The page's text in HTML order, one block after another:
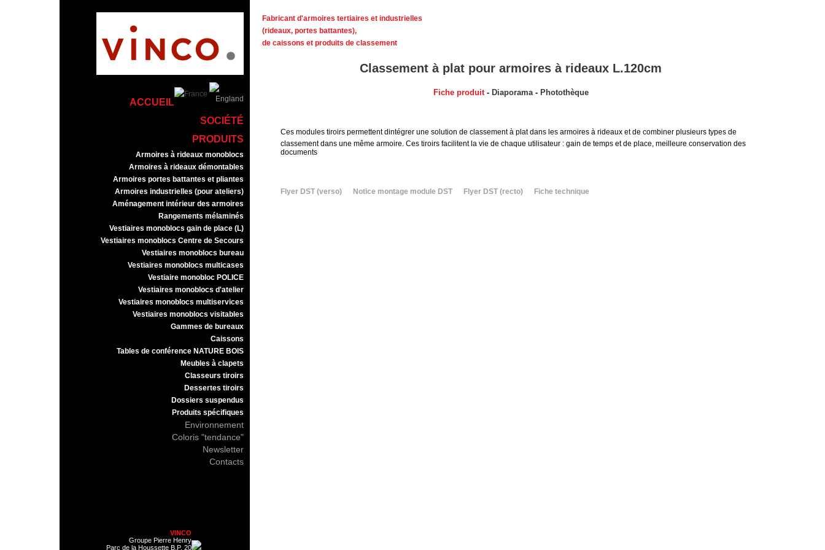
ACCUEIL
SOCIÉTÉ
PRODUITS
Armoires à rideaux monoblocs
Armoires à rideaux démontables
Armoires portes battantes et pliantes
Armoires industrielles (pour ateliers)
Aménagement intérieur des armoires
Rangements mélaminés
Vestiaires monoblocs gain de place (L)
Vestiaires monoblocs Centre de Secours
Vestiaires monoblocs bureau
Vestiaires monoblocs multicases
Vestiaire monobloc POLICE
Vestiaires monoblocs d'atelier
Vestiaires monoblocs multiservices
Vestiaires monoblocs visitables
Gammes de bureaux
Caissons
Tables de conférence NATURE BOIS
Meubles à clapets
Classeurs tiroirs
Dessertes tiroirs
Dossiers suspendus
Produits spécifiques
Environnement
Coloris "tendance"
Newsletter
Contacts
VINCO
Groupe Pierre Henry
Parc de la Houssette B.P. 20
Fabricant d'armoires tertiaires et industrielles
(rideaux, portes battantes),
de caissons et produits de classement
Classement à plat pour armoires à rideaux L.120cm
Fiche produit- Diaporama- Photothèque
Ces modules tiroirs permettent dintégrer une solution de classement à plat dans les armoires à rideaux et de combiner plusieurs types de
classement dans une même armoire. Ces tiroirs facilitent la vie de chaque utilisateur : gain de temps et de place, meilleure conservation des
documents
Flyer DST (verso) Notice montage module DST Flyer DST (recto) Fiche technique